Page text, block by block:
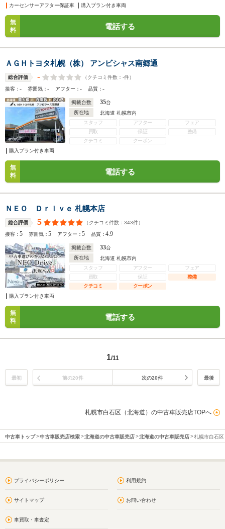
カーセンサーアフター保証車
購入プラン付き車両
無
料
電話する
ＡＧＨトヨタ札幌（株） アンビシャス南郷通
総合評価 - （クチコミ件数： -件）
接客：- 雰囲気：- アフター：- 品質：-
掲載台数 35台
所在地
北海道 札幌市内
スタッフ
アフター
フェア
買取
保証
整備
クチコミ
クーポン
購入プラン付き車両
無
料
電話する
ＮＥＯ Ｄｒｉｖｅ 札幌本店
総合評価 5 （クチコミ件数： 343件）
接客：5 雰囲気：5 アフター：5 品質：4.9
掲載台数 33台
所在地
北海道 札幌市内
スタッフ
アフター
フェア
買取
保証
整備
クチコミ
クーポン
購入プラン付き車両
無
料
電話する
1/11
最初 前の20件 次の20件 最後
札幌市白石区（北海道）の中古車販売店TOPへ
中古車トップ 中古車販売店検索 北海道の中古車販売店 北海道の中古車販売店 札幌市白石
プライバシーポリシー 利用規約
サイトマップ お問い合わせ
車買取・車査定